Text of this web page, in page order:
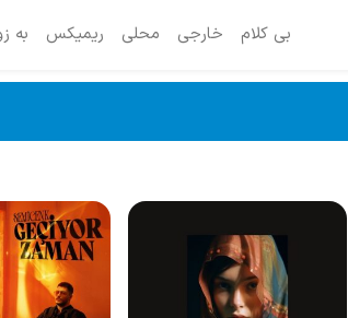
بی کلام خارجی محلی ریمیکس به